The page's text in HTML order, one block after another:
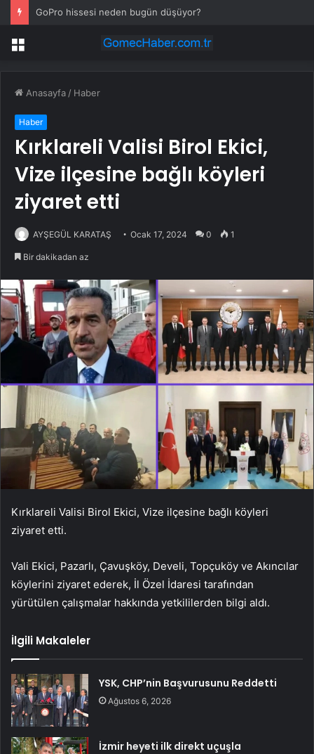
GoPro hissesi neden bugün düşüyor?
Menü
Anasayfa / Haber
Haber
Kırklareli Valisi Birol Ekici,
Vize ilçesine bağlı köyleri
ziyaret etti
AYŞEGÜL KARATAŞ Ocak 17, 2024 0 1
Bir dakikadan az
Kırklareli Valisi Birol Ekici, Vize ilçesine bağlı köyleri
ziyaret etti.
Vali Ekici, Pazarlı, Çavuşköy, Develi, Topçuköy ve Akıncılar
köylerini ziyaret ederek, İl Özel İdaresi tarafından
yürütülen çalışmalar hakkında yetkililerden bilgi aldı.
İlgili Makaleler
YSK, CHP’nin Başvurusunu Reddetti
Ağustos 6, 2026
İzmir heyeti ilk direkt uçuşla